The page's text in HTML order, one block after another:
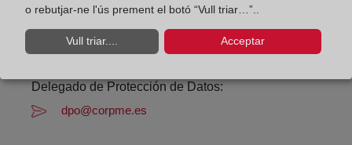
arzua@registrodelapropiedad.org
Datos del Registrador:
Delegado de Protección de Datos:
dpo@corpme.es
o rebutjar-ne l'ús prement el botó “Vull triar…”..
Vull triar.... Acceptar